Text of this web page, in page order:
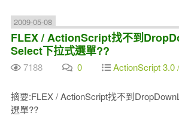
2009-05-08
FLEX / ActionScript找不到
Select下拉式選單??
7188 0 ActionScript 3.0
摘要:FLEX / ActionScript找不到
選單??